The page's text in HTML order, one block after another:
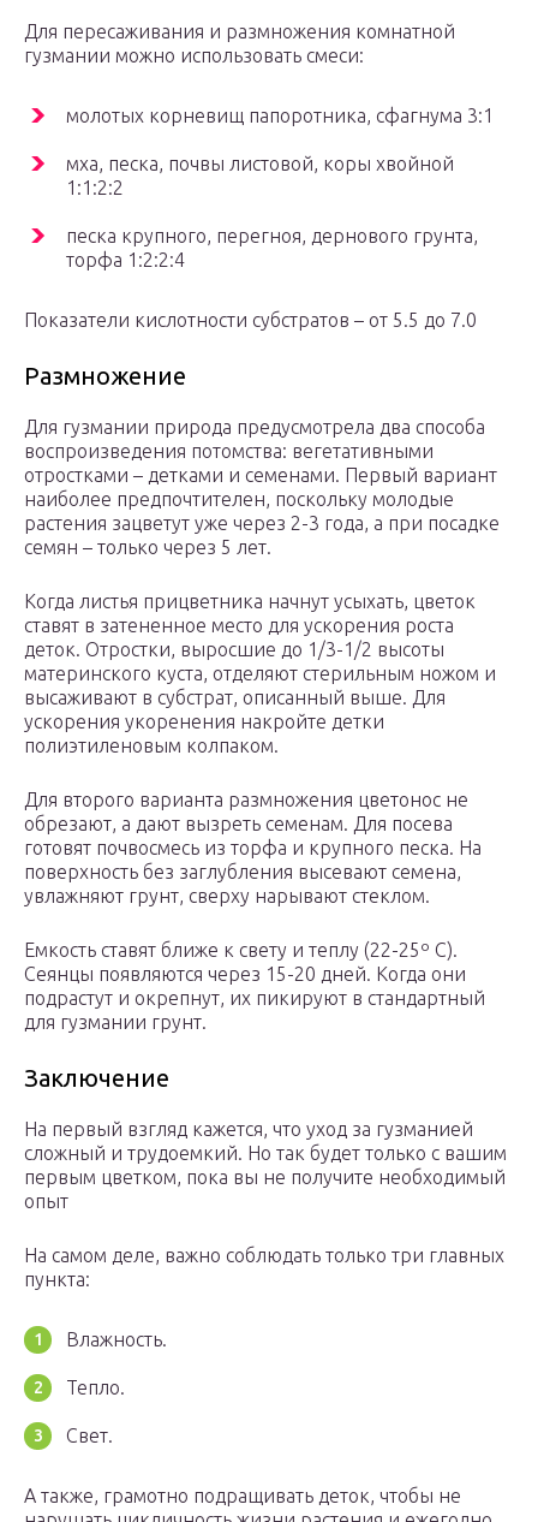
Для пересаживания и размножения комнатной
гузмании можно использовать смеси:
молотых корневищ папоротника, сфагнума 3:1
мха, песка, почвы листовой, коры хвойной
1:1:2:2
песка крупного, перегноя, дернового грунта,
торфа 1:2:2:4
Показатели кислотности субстратов – от 5.5 до 7.0
Размножение
Для гузмании природа предусмотрела два способа
воспроизведения потомства: вегетативными
отростками – детками и семенами. Первый вариант
наиболее предпочтителен, поскольку молодые
растения зацветут уже через 2-3 года, а при посадке
семян – только через 5 лет.
Когда листья прицветника начнут усыхать, цветок
ставят в затененное место для ускорения роста
деток. Отростки, выросшие до 1/3-1/2 высоты
материнского куста, отделяют стерильным ножом и
высаживают в субстрат, описанный выше. Для
ускорения укоренения накройте детки
полиэтиленовым колпаком.
Для второго варианта размножения цветонос не
обрезают, а дают вызреть семенам. Для посева
готовят почвосмесь из торфа и крупного песка. На
поверхность без заглубления высевают семена,
увлажняют грунт, сверху нарывают стеклом.
Емкость ставят ближе к свету и теплу (22-25º C).
Сеянцы появляются через 15-20 дней. Когда они
подрастут и окрепнут, их пикируют в стандартный
для гузмании грунт.
Заключение
На первый взгляд кажется, что уход за гузманией
сложный и трудоемкий. Но так будет только с вашим
первым цветком, пока вы не получите необходимый
опыт
На самом деле, важно соблюдать только три главных
пункта:
Влажность.
Тепло.
Свет.
А также, грамотно подращивать деток, чтобы не